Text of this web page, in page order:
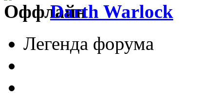
Darth Warlock
Легенда форума